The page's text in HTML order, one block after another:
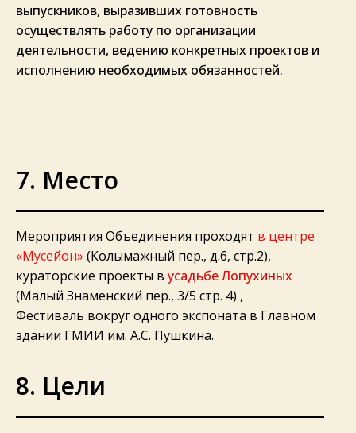
выпускников, выразивших готовность
осуществлять работу по организации
деятельности, ведению конкретных проектов и
исполнению необходимых обязанностей.
7. Место
Мероприятия Объединения проходят в центре
«Мусейон» (Колымажный пер., д.6, стр.2),
кураторские проекты в усадьбе Лопухиных
(Малый Знаменский пер., 3/5 стр. 4) ,
Фестиваль вокруг одного экспоната в Главном
здании ГМИИ им. А.С. Пушкина.
8. Цели